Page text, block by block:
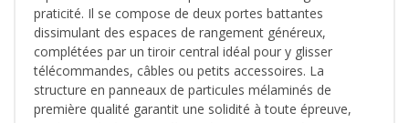
praticité. Il se compose de deux portes battantes
dissimulant des espaces de rangement généreux,
complétées par un tiroir central idéal pour y glisser
télécommandes, câbles ou petits accessoires. La
structure en panneaux de particules mélaminés de
première qualité garantit une solidité à toute épreuve,